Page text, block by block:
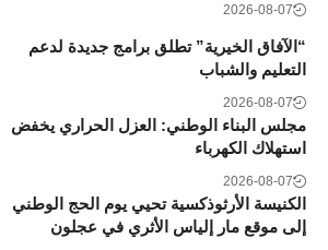
2026-08-07
“الآفاق الخيرية” تطلق برامج جديدة لدعم
التعليم والشباب
2026-08-07
مجلس البناء الوطني: العزل الحراري يخفض
استهلاك الكهرباء
2026-08-07
الكنيسة الأرثوذكسية تحيي يوم الحج الوطني
إلى موقع مار إلياس الأثري في عجلون